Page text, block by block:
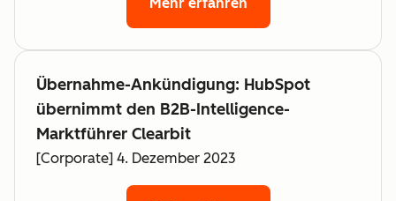
Übernahme-Ankündigung: HubSpot
übernimmt den B2B-Intelligence-
Marktführer Clearbit
[Corporate] 4. Dezember 2023